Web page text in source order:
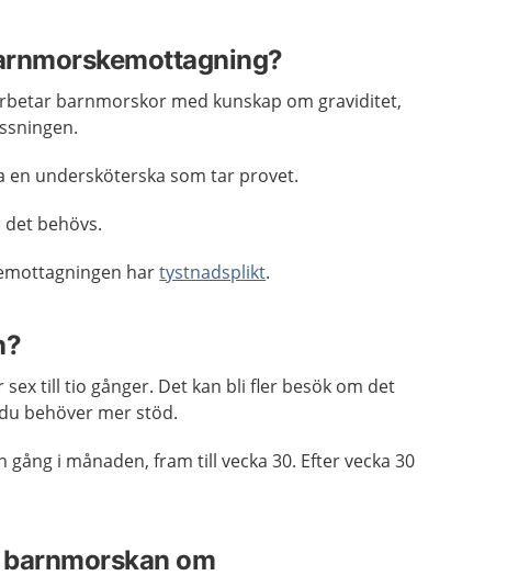
barnmorskor med kunskap om graviditet,
en undersköterska som tar provet.
behövs.
hartystnadsplikt.
till tio gånger. Det kan bli fler besök om det
behöver mer stöd.
i månaden, fram till vecka 30. Efter vecka 30
om